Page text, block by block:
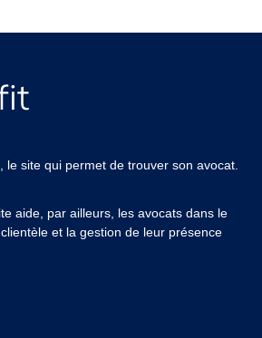
le site qui permet de trouver son avocat.
aide, par ailleurs, les avocats dans le
et la gestion de leur présence